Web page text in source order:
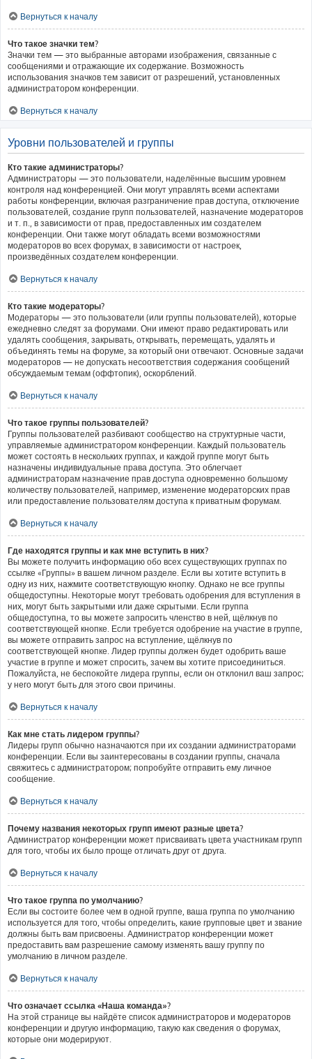
Вернуться к началу
Что такое значки тем?
Значки тем — это выбранные авторами изображения, связанные с
сообщениями и отражающие их содержание. Возможность
использования значков тем зависит от разрешений, установленных
администратором конференции.
Вернуться к началу
Уровни пользователей и группы
Кто такие администраторы?
Администраторы — это пользователи, наделённые высшим уровнем
контроля над конференцией. Они могут управлять всеми аспектами
работы конференции, включая разграничение прав доступа, отключение
пользователей, создание групп пользователей, назначение модераторов
и т. п., в зависимости от прав, предоставленных им создателем
конференции. Они также могут обладать всеми возможностями
модераторов во всех форумах, в зависимости от настроек,
произведённых создателем конференции.
Вернуться к началу
Кто такие модераторы?
Модераторы — это пользователи (или группы пользователей), которые
ежедневно следят за форумами. Они имеют право редактировать или
удалять сообщения, закрывать, открывать, перемещать, удалять и
объединять темы на форуме, за который они отвечают. Основные задачи
модераторов — не допускать несоответствия содержания сообщений
обсуждаемым темам (оффтопик), оскорблений.
Вернуться к началу
Что такое группы пользователей?
Группы пользователей разбивают сообщество на структурные части,
управляемые администратором конференции. Каждый пользователь
может состоять в нескольких группах, и каждой группе могут быть
назначены индивидуальные права доступа. Это облегчает
администраторам назначение прав доступа одновременно большому
количеству пользователей, например, изменение модераторских прав
или предоставление пользователям доступа к приватным форумам.
Вернуться к началу
Где находятся группы и как мне вступить в них?
Вы можете получить информацию обо всех существующих группах по
ссылке «Группы» в вашем личном разделе. Если вы хотите вступить в
одну из них, нажмите соответствующую кнопку. Однако не все группы
общедоступны. Некоторые могут требовать одобрения для вступления в
них, могут быть закрытыми или даже скрытыми. Если группа
общедоступна, то вы можете запросить членство в ней, щёлкнув по
соответствующей кнопке. Если требуется одобрение на участие в группе,
вы можете отправить запрос на вступление, щёлкнув по
соответствующей кнопке. Лидер группы должен будет одобрить ваше
участие в группе и может спросить, зачем вы хотите присоединиться.
Пожалуйста, не беспокойте лидера группы, если он отклонил ваш запрос;
у него могут быть для этого свои причины.
Вернуться к началу
Как мне стать лидером группы?
Лидеры групп обычно назначаются при их создании администраторами
конференции. Если вы заинтересованы в создании группы, сначала
свяжитесь с администратором; попробуйте отправить ему личное
сообщение.
Вернуться к началу
Почему названия некоторых групп имеют разные цвета?
Администратор конференции может присваивать цвета участникам групп
для того, чтобы их было проще отличать друг от друга.
Вернуться к началу
Что такое группа по умолчанию?
Если вы состоите более чем в одной группе, ваша группа по умолчанию
используется для того, чтобы определить, какие групповые цвет и звание
должны быть вам присвоены. Администратор конференции может
предоставить вам разрешение самому изменять вашу группу по
умолчанию в личном разделе.
Вернуться к началу
Что означает ссылка «Наша команда»?
На этой странице вы найдёте список администраторов и модераторов
конференции и другую информацию, такую как сведения о форумах,
которые они модерируют.